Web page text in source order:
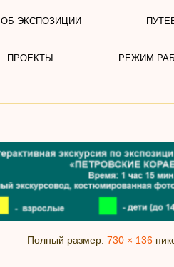
ОБ ЭКСПОЗИЦИИ
ПРОЕКТЫ РЕЖИМ
Полный размер: 730 × 136